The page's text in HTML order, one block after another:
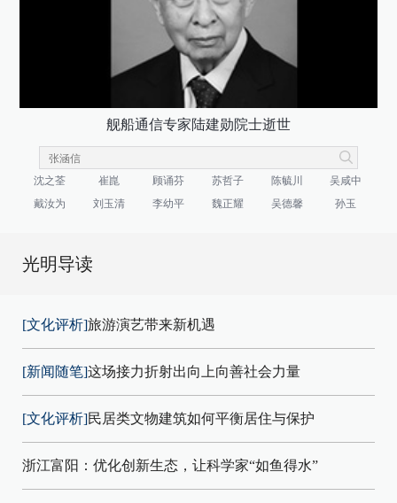
舰船通信专家陆建勋院士逝世
沈之荃 崔崑 顾诵芬 苏哲子 陈毓川
吴咸中
戴汝为
刘玉清 李幼平 魏正耀 吴德馨 孙玉
光明导读
[文化评析]旅游演艺带来新机遇
[新闻随笔]这场接力折射出向上向善社会力量
[文化评析]民居类文物建筑如何平衡居住与保护
浙江富阳：优化创新生态，让科学家“如鱼得水”